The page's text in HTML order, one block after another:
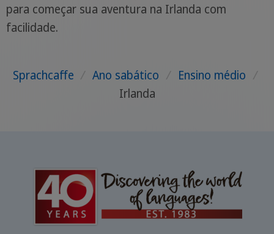
para começar sua aventura na Irlanda com
facilidade.
Sprachcaffe / Ano sabático / Ensino médio /
Irlanda